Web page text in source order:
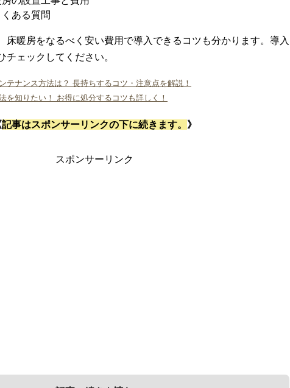
ある質問
床暖房をなるべく安い費用で導入できるコツも分かります。導入
チェックしてください。
テナンス方法は？ 長持ちするコツ・注意点を解説！
を知りたい！ お得に処分するコツも詳しく！
記事はスポンサーリンクの下に続きます。 》
スポンサーリンク